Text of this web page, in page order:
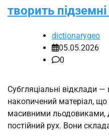
творить
dictionarygeo
05.05.2026
0
Субгляціальні відклади
накопичений матеріал,
масивними льодовиками,
постійний рух. Вони